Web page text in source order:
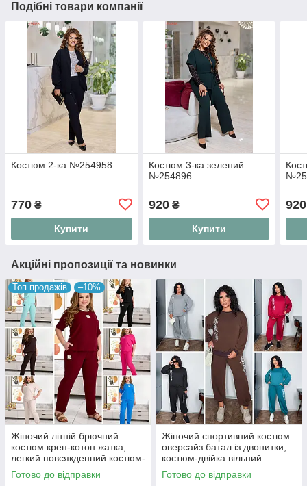
Подібні товари компанії
Костюм 2-ка №254958
770 ₴
Купити
Костюм 3-ка зелений
№254896
920₴
Купити
920
Акційні пропозиції та новинки
Топ продажів –10%
Жіночий літній брючний
костюм креп-котон жатка,
легкий повсякденний костюм-
двійка футболка та штани на
резинці "Linen Style"
Готово до відправки
Жіночий спортивний костюм
оверсайз батал із двонитки,
костюм-двійка вільний
світшот та штани джогери
"Urban Ov
Готово до відправки